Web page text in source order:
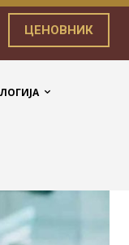
ЦЕНОВНИК